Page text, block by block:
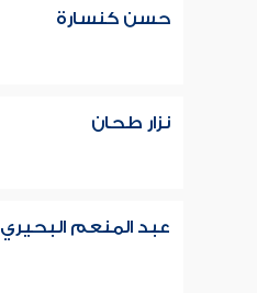
حسن كنسارة
نزار طحان
عبد المنعم البحيري